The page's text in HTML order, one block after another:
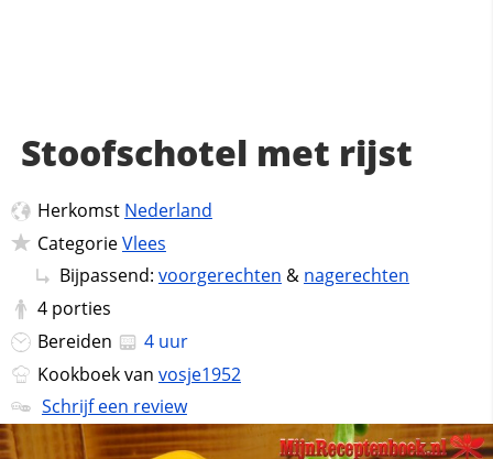
Stoofschotel met rijst
Herkomst Nederland
CategorieVlees
Bijpassend: voorgerechten & nagerechten
4 porties
Bereiden
4 uur
Kookboek van vosje1952
Schrijf een review